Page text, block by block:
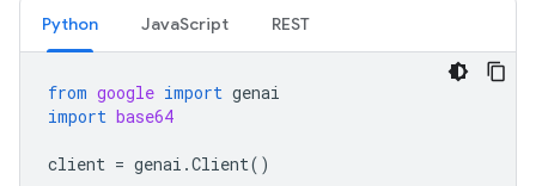
Python JavaScript REST
from google import genai
import base64
client = genai .Client()